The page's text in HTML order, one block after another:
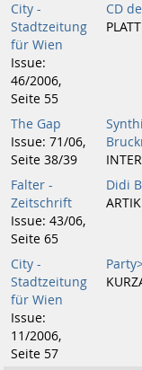
City -
Stadtzeitung
für Wien
Issue:
46/2006,
Seite 55
CD
The Gap
Issue: 71/06,
Seite 38/39
Falter -
Zeitschrift
Issue: 43/06,
Seite 65
Didi
City -
Stadtzeitung
für Wien
Issue:
11/2006,
Seite 57